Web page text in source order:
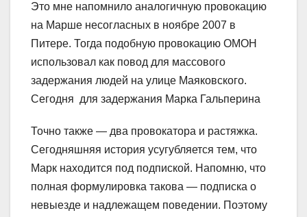
Это мне напомнило аналогичную провокацию
на Марше несогласных в ноябре 2007 в
Питере. Тогда подобную провокацию ОМОН
использовал как повод для массового
задержания людей на улице Маяковского.
Сегодня для задержания Марка Гальперина
Точно также — два провокатора и растяжка.
Сегодняшняя история усугубляется тем, что
Марк находится под подпиской. Напомню, что
полная формулировка такова — подписка о
невыезде и надлежащем поведении. Поэтому